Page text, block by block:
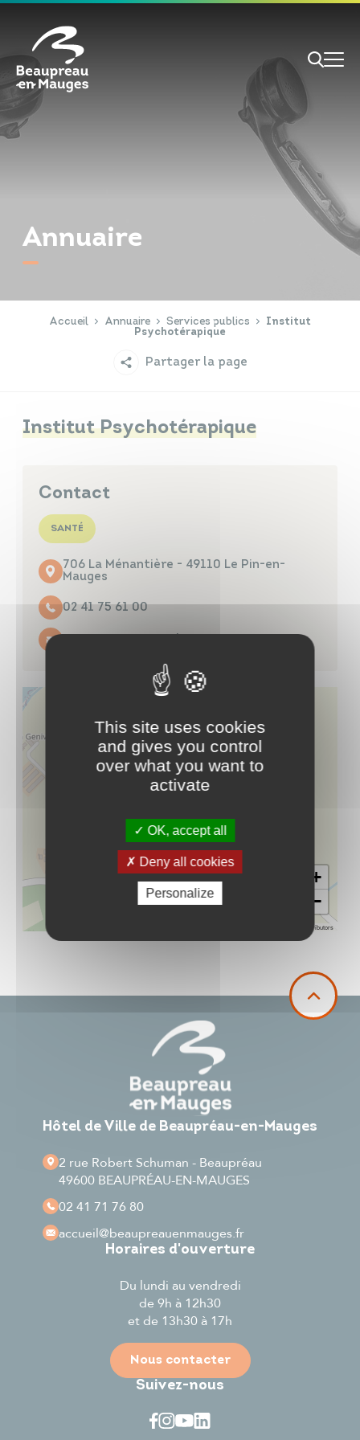
RECHERCHE
Annuaire
Accueil Annuaire Services publics
Institut
Psychotérapique
Partager la page
Institut Psychotérapique
Contact
SANTÉ
706 La Ménantière - 49110 Le Pin-en-
Mauges
02 41 75 61 00
+
−
contributors
Hôtel de Ville de Beaupréau-en-Mauges
2 rue Robert Schuman - Beaupréau
49600 BEAUPRÉAU-EN-MAUGES
02 41 71 76 80
accueil@beaupreauenmauges.fr
Horaires d'ouverture
Du lundi au vendredi
de 9h à 12h30
et de 13h30 à 17h
Nous contacter
Suivez-nous
Annuaires
Cookies management panel
This site uses cookies
and gives you control
over what you want to
activate
OK, accept all
Deny all cookies
Personalize